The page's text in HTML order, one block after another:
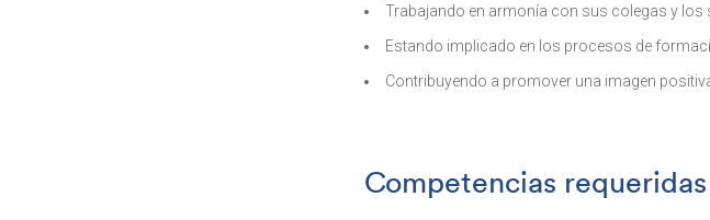
Trabajando en armonía con sus colegas y los
Estando implicado en los procesos de
Contribuyendo a promover una imagen
Competencias requeridas